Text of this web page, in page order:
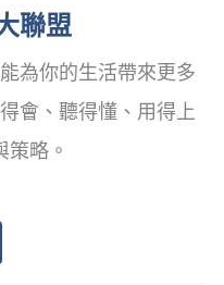
聯盟
為你的生活帶來更多
會、聽得懂、用得上
策略。